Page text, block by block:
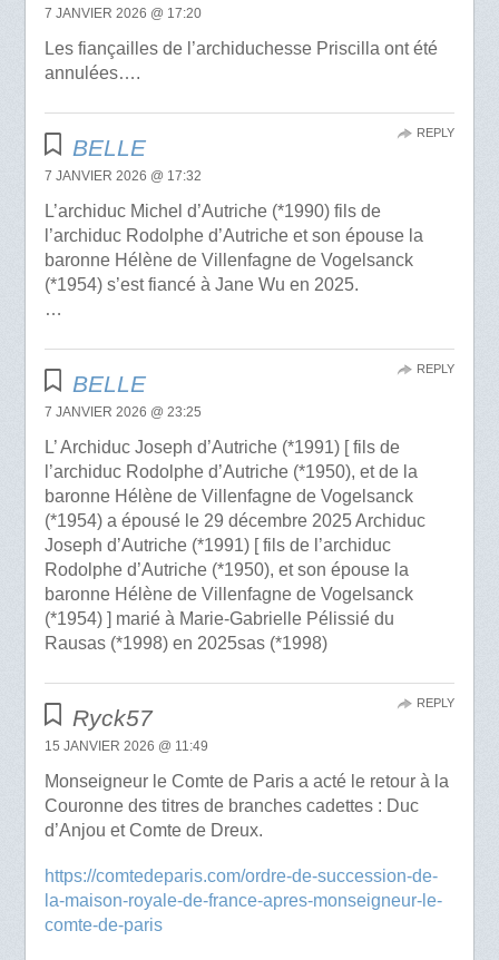
7 JANVIER 2026 @ 17:20
Les fiançailles de l’archiduchesse Priscilla ont été
annulées….
BELLE
7 JANVIER 2026 @ 17:32
L’archiduc Michel d’Autriche (*1990) fils de
l’archiduc Rodolphe d’Autriche et son épouse la
baronne Hélène de Villenfagne de Vogelsanck
(*1954) s’est fiancé à Jane Wu en 2025.
…
REPLY
BELLE
7 JANVIER 2026 @ 23:25
L’ Archiduc Joseph d’Autriche (*1991) [ fils de
l’archiduc Rodolphe d’Autriche (*1950), et de la
baronne Hélène de Villenfagne de Vogelsanck
(*1954) a épousé le 29 décembre 2025 Archiduc
Joseph d’Autriche (*1991) [ fils de l’archiduc
Rodolphe d’Autriche (*1950), et son épouse la
baronne Hélène de Villenfagne de Vogelsanck
(*1954) ] marié à Marie-Gabrielle Pélissié du
Rausas (*1998) en 2025sas (*1998)
REPLY
Ryck57
15 JANVIER 2026 @ 11:49
Monseigneur le Comte de Paris a acté le retour à la
Couronne des titres de branches cadettes : Duc
d’Anjou et Comte de Dreux.
https://comtedeparis.com/ordre-de-succession-de-
la-maison-royale-de-france-apres-monseigneur-le-
comte-de-paris
REPLY